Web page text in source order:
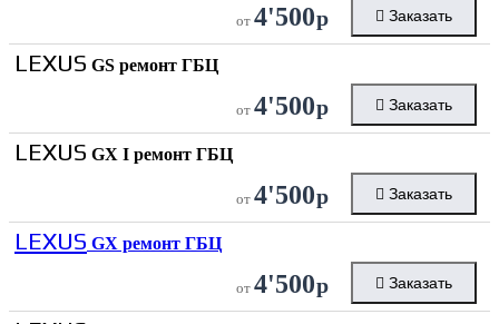
от 4'500р Заказать
LEXUS GS ремонт ГБЦ
от 4'500р Заказать
LEXUS GX I ремонт ГБЦ
от 4'500р Заказать
LEXUS GX ремонт ГБЦ
от 4'500р Заказать